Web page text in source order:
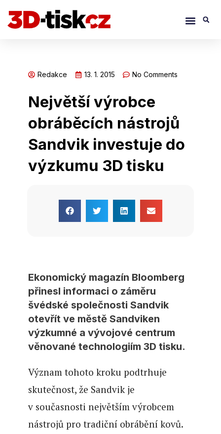
na
Menu
Redakce 13. 1. 2015 No Comments
Největší výrobce
obráběcích nástrojů
Sandvik investuje do
výzkumu 3D tisku
Ekonomický magazín Bloomberg
přinesl informaci o záměru
švédské společnosti Sandvik
otevřít ve městě Sandviken
výzkumné a vývojové centrum
věnované technologiím 3D tisku.
Význam tohoto kroku podtrhuje
skutečnost, že Sandvik je
v současnosti největším výrobcem
nástrojů pro tradiční obrábění kovů.